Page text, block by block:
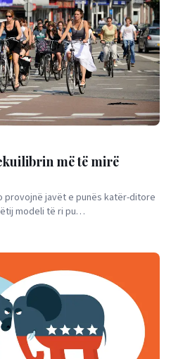
më të mirë
provojnë javët e punës katër-ditore
modeli të ri pu…